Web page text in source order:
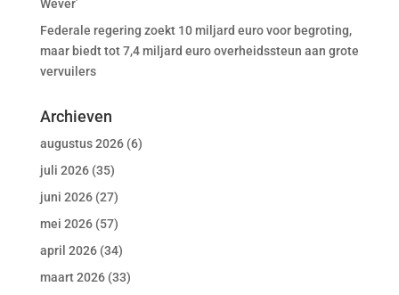
Wever’
Federale regering zoekt 10 miljard euro voor begroting,
maar biedt tot 7,4 miljard euro overheidssteun aan grote
vervuilers
Archieven
augustus 2026(6)
juli 2026(35)
juni 2026(27)
mei 2026(57)
april 2026(34)
maart 2026(33)